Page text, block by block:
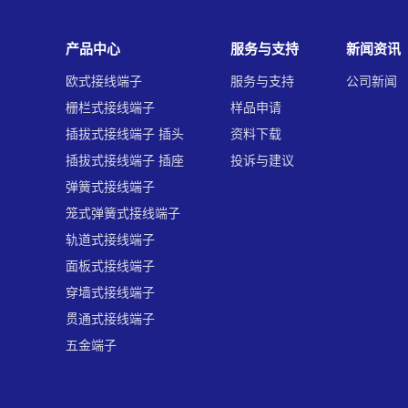
产品中心
欧式接线端子
栅栏式接线端子
插拔式接线端子 插头
插拔式接线端子 插座
弹簧式接线端子
笼式弹簧式接线端子
轨道式接线端子
面板式接线端子
穿墙式接线端子
贯通式接线端子
五金端子
服务与支持
服务与支持
样品申请
资料下载
投诉与建议
新闻资讯
公司新闻